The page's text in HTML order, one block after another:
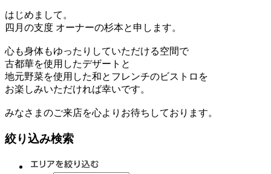
はじめまして。
四月の支度 オーナーの杉本と申します。
心も身体もゆったりしていただける空間で
古都華を使用したデザートと
地元野菜を使用した和とフレンチのビストロを
お楽しみいただければ幸いです。
みなさまのご来店を心よりお待ちしております。
絞り込み検索